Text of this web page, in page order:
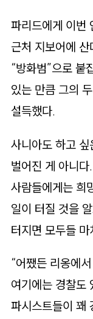
파리드에게 이번
근처 지보어에
“방화범”으로 붙
있는 만큼 그의
설득했다.
사니아도 하고
벌어진 게 아니
사람들에게는 희
일이 터질 것을
터지면 모두들
“어쨌든 리옹에
여기에는 경찰도
파시스트들이 꽤